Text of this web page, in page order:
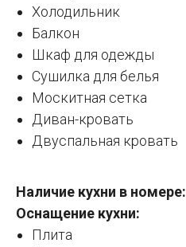
Холодильник
Балкон
Шкаф для одежды
Сушилка для белья
Москитная сетка
Диван-кровать
Двуспальная кровать
Наличие кухни в номере:
Оснащение кухни:
Плита